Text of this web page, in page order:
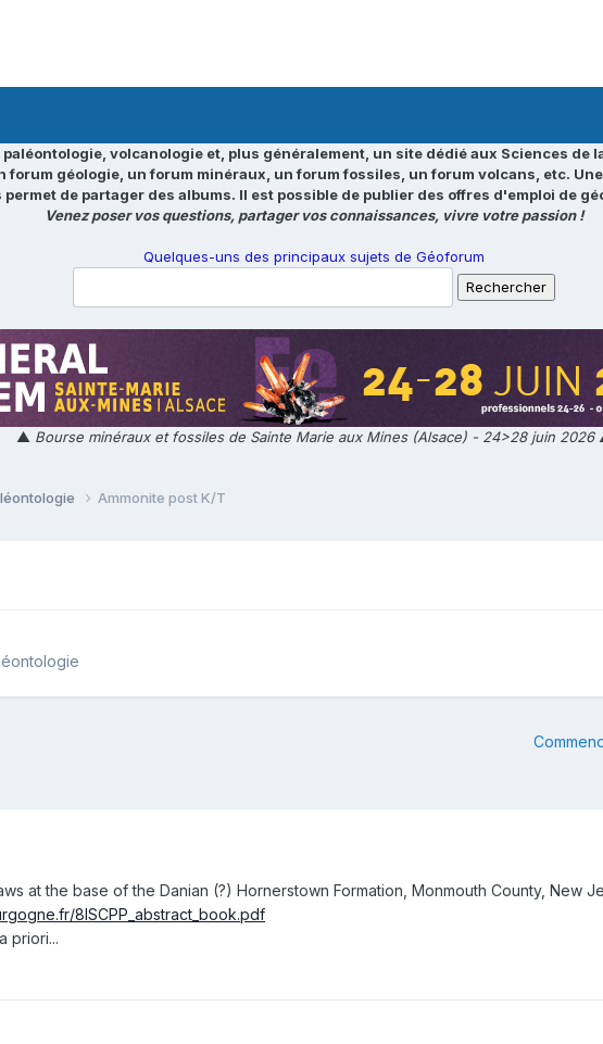
volcanologie et, plus généralement, un site dédié aux Sciences de
géologie, un forum minéraux, un forum fossiles, un forum volcans, etc.
de partager des albums. Il est possible de publier des offres d'emploi de
Venez poser vos questions, partager vos connaissances, vivre votre passion !
Quelques-uns des principaux sujets de Géoforum
▲ Bourse minéraux et fossiles de Sainte Marie aux Mines (Alsace) - 24>28 juin 2026
Ammonite post K/T
at the base of the Danian (?) Hornerstown Formation, Monmouth County, New
8ISCPP_abstract_book.pdf
priori...